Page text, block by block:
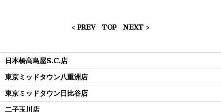
< PREV TOP NEXT >
日本橋高島屋S.C.店
東京ミッドタウン八重洲店
東京ミッドタウン日比谷店
二子玉川店